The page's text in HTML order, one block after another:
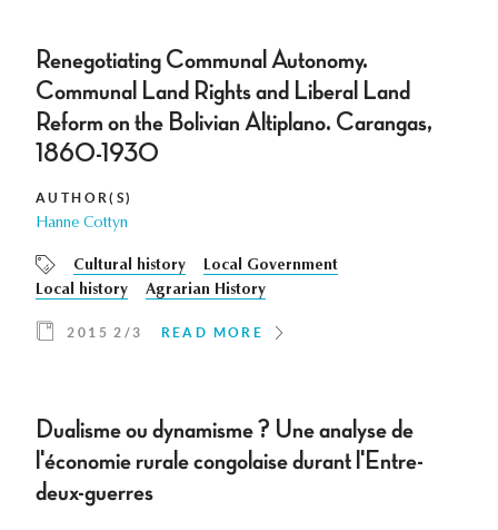
Renegotiating Communal Autonomy.
Communal Land Rights and Liberal Land
Reform on the Bolivian Altiplano. Carangas,
1860-1930
AUTHOR(S)
Hanne Cottyn
Cultural history
Local Government
Local history
Agrarian History
2015 2/3 READ MORE
Dualisme ou dynamisme ? Une analyse de
l'économie rurale congolaise durant l'Entre-
deux-guerres